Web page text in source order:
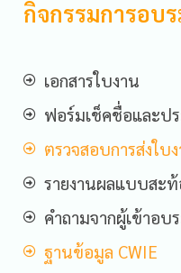
กิจกรรมการอบ
เอกสารใบงาน
ฟอร์มเช็คชื่อและป
ตรวจสอบการส่งใบ
รายงานผลแบบสะ
คำถามจากผู้เข้าอบ
ฐานข้อมูล CWIE